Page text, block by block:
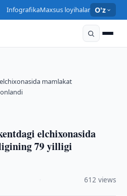
InfografikaMaxsus loyihalar O'z
mamlakat
elchixonasida
79 yilligi
612 views